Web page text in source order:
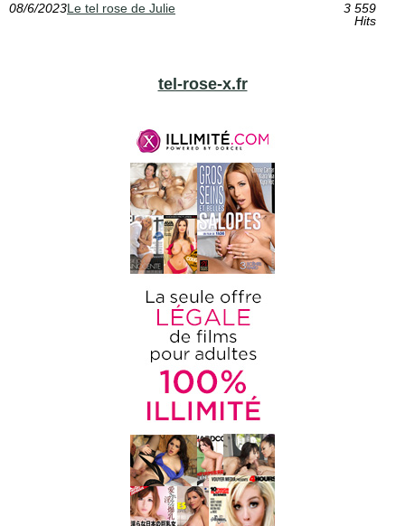
08/6/2023Le tel rose de Julie
3 559
Hits
tel-rose-x.fr